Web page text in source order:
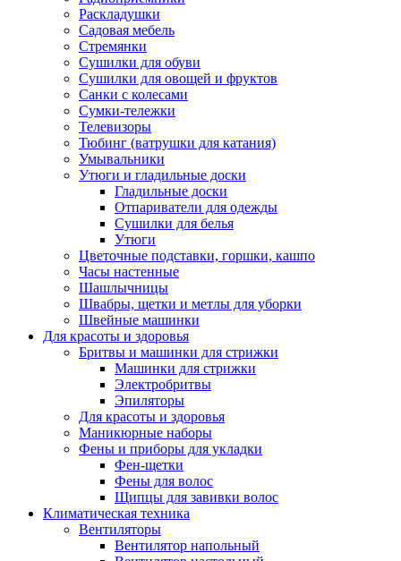
Раскладушки
Садовая мебель
Стремянки
Сушилки для обуви
Сушилки для овощей и фруктов
Санки с колесами
Сумки-тележки
Телевизоры
Тюбинг (ватрушки для катания)
Умывальники
Утюги и гладильные доски
Гладильные доски
Отпариватели для одежды
Сушилки для белья
Утюги
Цветочные подставки, горшки, кашпо
Часы настенные
Шашлычницы
Швабры, щетки и метлы для уборки
Швейные машинки
Для красоты и здоровья
Бритвы и машинки для стрижки
Машинки для стрижки
Электробритвы
Эпиляторы
Для красоты и здоровья
Маникюрные наборы
Фены и приборы для укладки
Фен-щетки
Фены для волос
Щипцы для завивки волос
Климатическая техника
Вентиляторы
Вентилятор напольный